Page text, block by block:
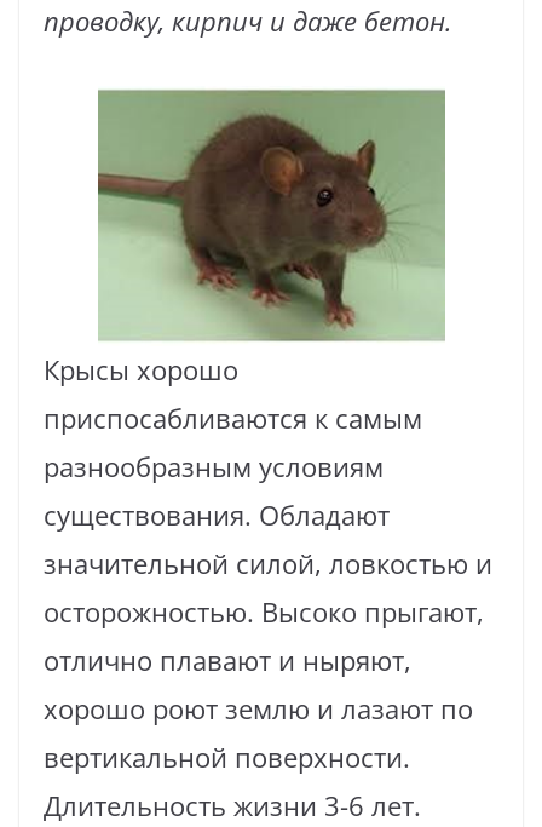
проводку, кирпич и даже бетон.
Крысы хорошо
приспосабливаются к самым
разнообразным условиям
существования. Обладают
значительной силой, ловкостью и
осторожностью. Высоко прыгают,
отлично плавают и ныряют,
хорошо роют землю и лазают по
вертикальной поверхности.
Длительность жизни 3-6 лет.